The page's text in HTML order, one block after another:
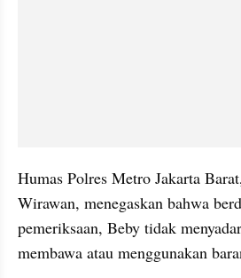
Humas Polres Metro Jakarta
Wirawan, menegaskan bahwa
pemeriksaan, Beby tidak
membawa atau menggunakan